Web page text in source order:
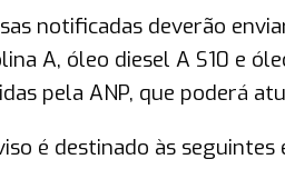
notificadas deverão
A, óleo diesel A S10 e
pela ANP, que poderá
é destinado às seguintes